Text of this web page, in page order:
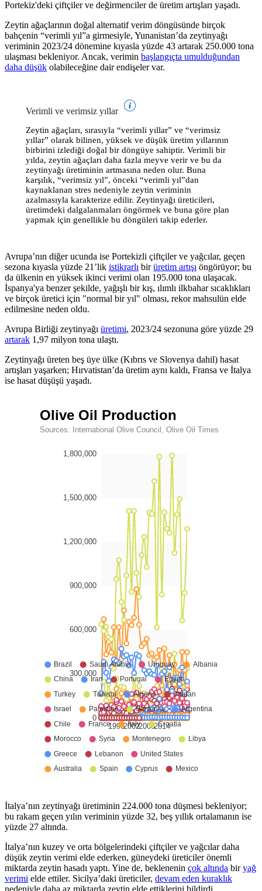
Portekiz'deki çiftçiler ve değirmenciler de üretim artışları yaşadı.
Zeytin ağaçlarının doğal alternatif verim döngüsünde birçok
bahçenin “verimli yıl”a girmesiyle, Yunanistan’da zeytinyağı
veriminin 2023/24 dönemine kıyasla yüzde 43 artarak 250.000 tona
ulaşması bekleniyor. Ancak, verimin başlangıçta umulduğundan
daha düşük olabileceğine dair endişeler var.
Verimli ve verimsiz yıllar
Zeytin ağaçları, sırasıyla “verimli yıllar” ve “verimsiz
yıllar” olarak bilinen, yüksek ve düşük üretim yıllarının
birbirini izlediği doğal bir döngüye sahiptir. Verimli bir
yılda, zeytin ağaçları daha fazla meyve verir ve bu da
zeytinyağı üretiminin artmasına neden olur. Buna
karşılık, “verimsiz yıl”, önceki “verimli yıl”dan
kaynaklanan stres nedeniyle zeytin veriminin
azalmasıyla karakterize edilir. Zeytinyağı üreticileri,
üretimdeki dalgalanmaları öngörmek ve buna göre plan
yapmak için genellikle bu döngüleri takip ederler.
Avrupa’nın diğer ucunda ise Portekizli çiftçiler ve yağcılar, geçen
sezona kıyasla yüzde 21’lik istikrarlı birüretim artışı öngörüyor; bu
da ülkenin en yüksek ikinci verimi olan 195.000 tona ulaşacak.
İspanya'ya benzer şekilde, yağışlı bir kış, ılımlı ilkbahar sıcaklıkları
ve birçok üretici için "normal bir yıl" olması, rekor mahsulün elde
edilmesine neden oldu.
Avrupa Birliği zeytinyağı üretimi, 2023/24 sezonuna göre yüzde 29
artarak 1,97 milyon tona ulaştı.
Zeytinyağı üreten beş üye ülke (Kıbrıs ve Slovenya dahil) hasat
artışları yaşarken; Hırvatistan’da üretim aynı kaldı, Fransa ve İtalya
ise hasat düşüşü yaşadı.
İtalya’nın zeytinyağı üretiminin 224.000 tona düşmesi bekleniyor;
bu rakam geçen yılın veriminin yüzde 32, beş yıllık ortalamanın ise
yüzde 27 altında.
İtalya’nın kuzey ve orta bölgelerindeki çiftçiler ve yağcılar daha
düşük zeytin verimi elde ederken, güneydeki üreticiler önemli
miktarda zeytin hasadı yaptı. Yine de, beklenenin çok altında biryağ
verimi elde ettiler. Sicilya’daki üreticiler, devam eden kuraklık
nedeniyle daha az miktarda zeytin elde ettiklerini bildirdi.